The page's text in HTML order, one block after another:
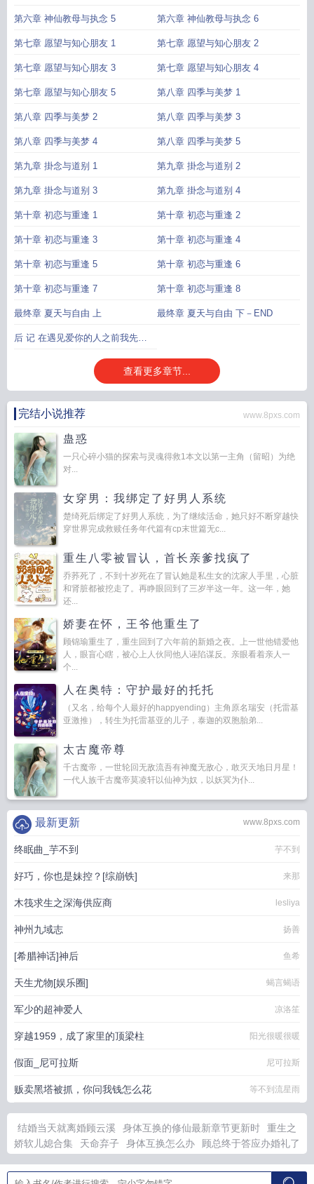
第六章 神仙教母与执念 5 第六章 神仙教母与执念 6
第七章 愿望与知心朋友 1 第七章 愿望与知心朋友 2
第七章 愿望与知心朋友 3 第七章 愿望与知心朋友 4
第七章 愿望与知心朋友 5 第八章 四季与美梦 1
第八章 四季与美梦 2 第八章 四季与美梦 3
第八章 四季与美梦 4 第八章 四季与美梦 5
第九章 掛念与道别 1 第九章 掛念与道别 2
第九章 掛念与道别 3 第九章 掛念与道别 4
第十章 初恋与重逢 1 第十章 初恋与重逢 2
第十章 初恋与重逢 3 第十章 初恋与重逢 4
第十章 初恋与重逢 5 第十章 初恋与重逢 6
第十章 初恋与重逢 7 第十章 初恋与重逢 8
最终章 夏天与自由 上 最终章 夏天与自由 下－END
后 记 在遇见爱你的人之前我先来
查看更多章节...
完结小说推荐 www.8pxs.com
蛊惑
一只心碎小猫的探索与灵魂得救1本文以第一主角（留昭）为绝
对...
女穿男：我绑定了好男人系统
楚绮死后绑定了好男人系统，为了继续活命，她只好不断穿越快
穿世界完成救赎任务年代篇有cp末世篇无c...
重生八零被冒认，首长亲爹找疯了
乔荞死了，不到十岁死在了冒认她是私生女的沈家人手里，心脏
和肾脏都被挖走了。再睁眼回到了三岁半这一年。这一年，她
还...
娇妻在怀，王爷他重生了
顾锦瑜重生了，重生回到了六年前的新婚之夜。上一世他错爱他
人，眼盲心瞎，被心上人伙同他人诬陷谋反。亲眼看着亲人一
个...
人在奥特：守护最好的托托
（又名，给每个人最好的happyending）主角原名瑞安（托雷基
亚激推），转生为托雷基亚的儿子，泰迦的双胞胎弟...
太古魔帝尊
千古魔帝，一世轮回无敌流吾有神魔无敌心，敢灭天地日月星！
一代人族千古魔帝莫凌轩以仙神为奴，以妖冥为仆...
www.8pxs.com
最新更新
终眠曲_芋不到 芋不到
好巧，你也是妹控？[综崩铁] 来那
木筏求生之深海供应商 lesliya
神州九域志 扬善
[希腊神话]神后 鱼希
天生尤物[娱乐圈] 蝎言蝎语
军少的超神爱人 凉洛笙
穿越1959，成了家里的顶梁柱 阳光很暖很暖
假面_尼可拉斯 尼可拉斯
贩卖黑塔被抓，你问我钱怎么花 等不到流星雨
结婚当天就离婚顾云溪 身体互换的修仙最新章节更新时
重生之
娇软儿媳合集
天命弃子 身体互换怎么办
顾总终于答应办婚礼了
风佩水在线阅读
重生之甜美娇媳 碧蓝航线live2d安克雷奇 猫和